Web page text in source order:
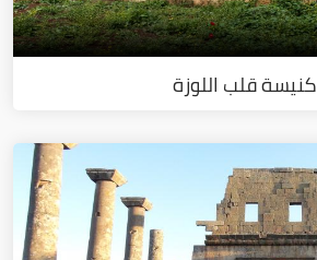
كنيسة قلب اللوزة